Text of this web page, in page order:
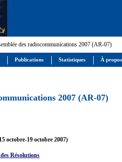
des radiocommunications 2007 (AR-07)
2007 (AR-07)
octobre-19 octobre 2007)
Résolutions
Publications Statistiques À